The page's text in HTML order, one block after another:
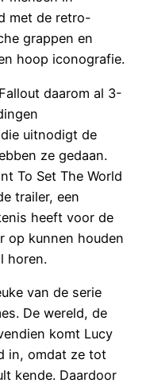
met de retro-
grappen en
hoop iconografie.
daarom al 3-
uitnodigt de
ze gedaan.
To Set The World
trailer, een
heeft voor de
op kunnen houden
horen.
van de serie
De wereld, de
komt Lucy
in, omdat ze tot
kende. Daardoor